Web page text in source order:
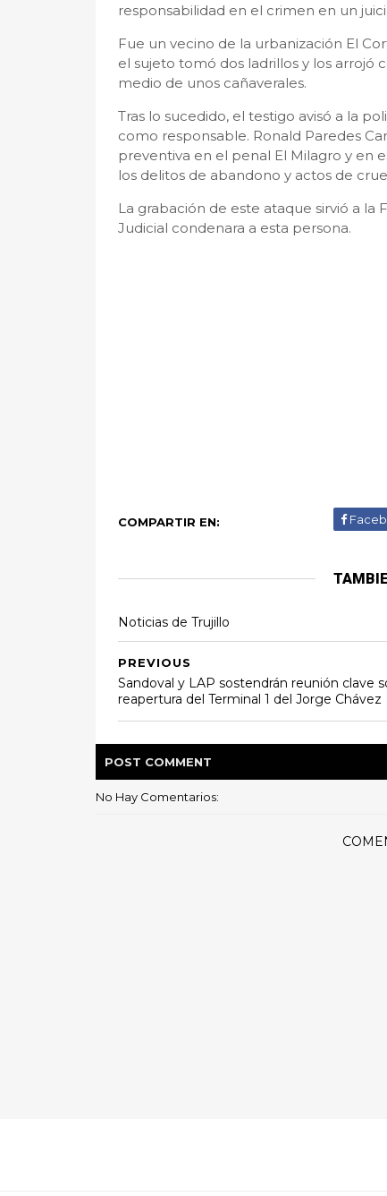
responsabilidad en el crimen en un
Fue un vecino de la urbanización El
el sujeto tomó dos ladrillos y los arrojó
medio de unos cañaverales.
Tras lo sucedido, el testigo avisó a la
como responsable. Ronald Paredes
preventiva en el penal El Milagro y en
los delitos de abandono y actos de
La grabación de este ataque sirvió a
Judicial condenara a esta persona.
COMPARTIR EN:
Noticias de Trujillo
PREVIOUS
Sandoval y LAP sostendrán reunión clave
reapertura del Terminal 1 del Jorge Chávez
POST COMMENT
No Hay Comentarios: